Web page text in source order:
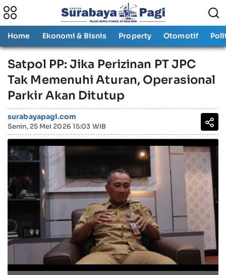
Home Ekonomi & Bisnis Property Otomotif
Satpol PP: Jika Perizinan PT JPC
Tak Memenuhi Aturan, Operasional
Parkir Akan Ditutup ‎
surabayapagi.com
Senin, 25 Mei 2026 15:03 WIB